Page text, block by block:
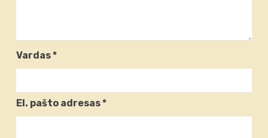
Vardas*
El. pašto adresas*